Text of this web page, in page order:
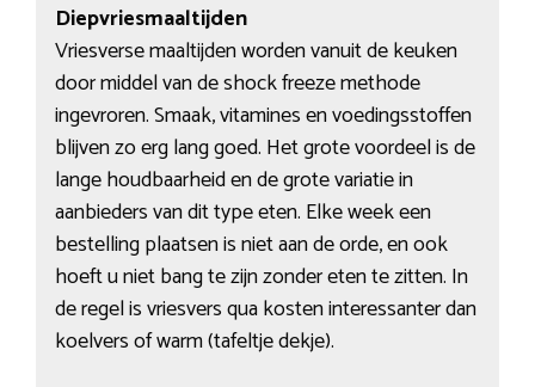
Diepvriesmaaltijden
Vriesverse maaltijden worden vanuit de keuken
door middel van de shock freeze methode
ingevroren. Smaak, vitamines en voedingsstoffen
blijven zo erg lang goed. Het grote voordeel is de
lange houdbaarheid en de grote variatie in
aanbieders van dit type eten. Elke week een
bestelling plaatsen is niet aan de orde, en ook
hoeft u niet bang te zijn zonder eten te zitten. In
de regel is vriesvers qua kosten interessanter dan
koelvers of warm (tafeltje dekje).